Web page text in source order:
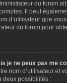
du forum
Il peut
d’utilisateur que
du forum pour
je ne peux pas me
nom d’utilisateur et
deux possibilités :